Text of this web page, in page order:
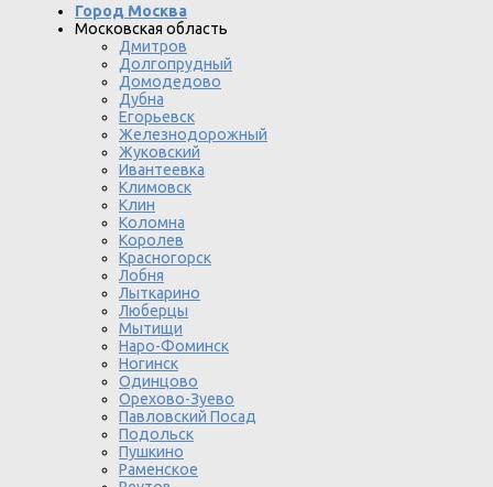
Город Москва
Московская область
Дмитров
Долгопрудный
Домодедово
Дубна
Егорьевск
Железнодорожный
Жуковский
Ивантеевка
Климовск
Клин
Коломна
Королев
Красногорск
Лобня
Лыткарино
Люберцы
Мытищи
Наро-Фоминск
Ногинск
Одинцово
Орехово-Зуево
Павловский Посад
Подольск
Пушкино
Раменское